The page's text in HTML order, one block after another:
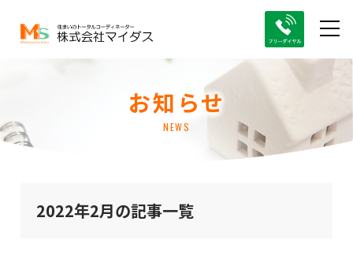
お知らせ
NEWS
2022年2月の記事一覧